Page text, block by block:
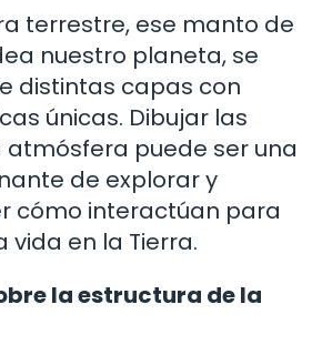
terrestre, ese manto de
nuestro planeta, se
distintas capas con
únicas. Dibujar las
puede ser una
de explorar y
cómo interactúan para
vida en la Tierra.
la estructura de la